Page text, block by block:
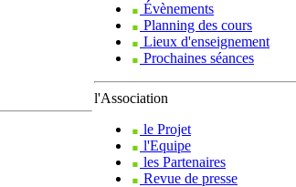
Évènements
Planning des cours
Lieux d'enseignement
Prochaines séances
l'Association
le Projet
l'Equipe
les Partenaires
Revue de presse